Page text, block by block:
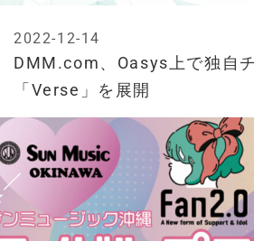
DMM.com、Oasys上で独自
「Verse」を展開
2022-12-14